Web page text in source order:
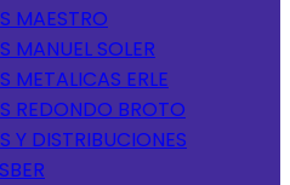
MAESTRO
MANUEL SOLER
METALICAS ERLE
REDONDO BROTO
Y DISTRIBUCIONES